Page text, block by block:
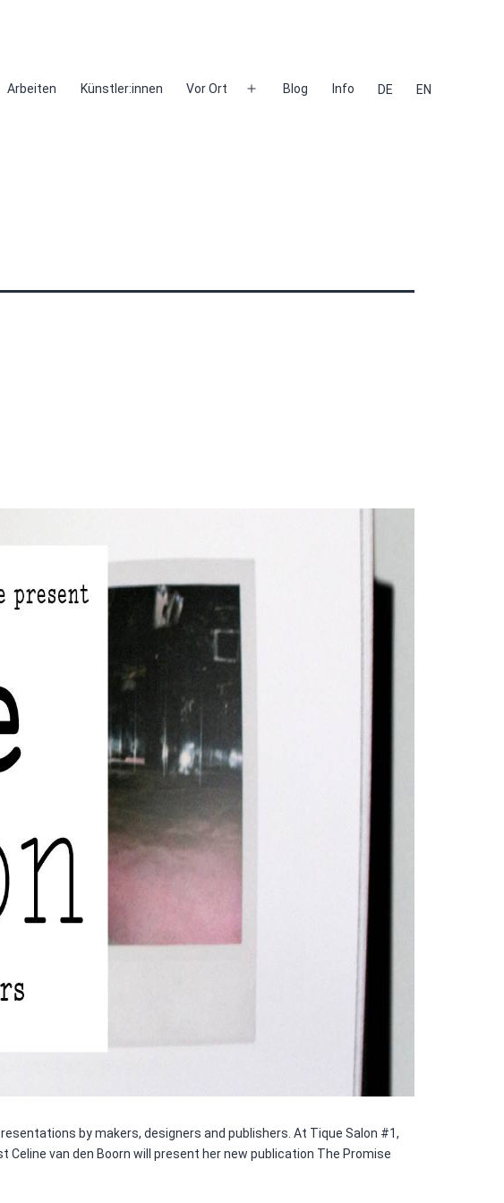
Arbeiten Künstler:innen Vor Ort
Menü
Blog Info DE EN
by makers, designers and publishers. At Tique Salon #1,
van den Boorn will present her new publication The Promise